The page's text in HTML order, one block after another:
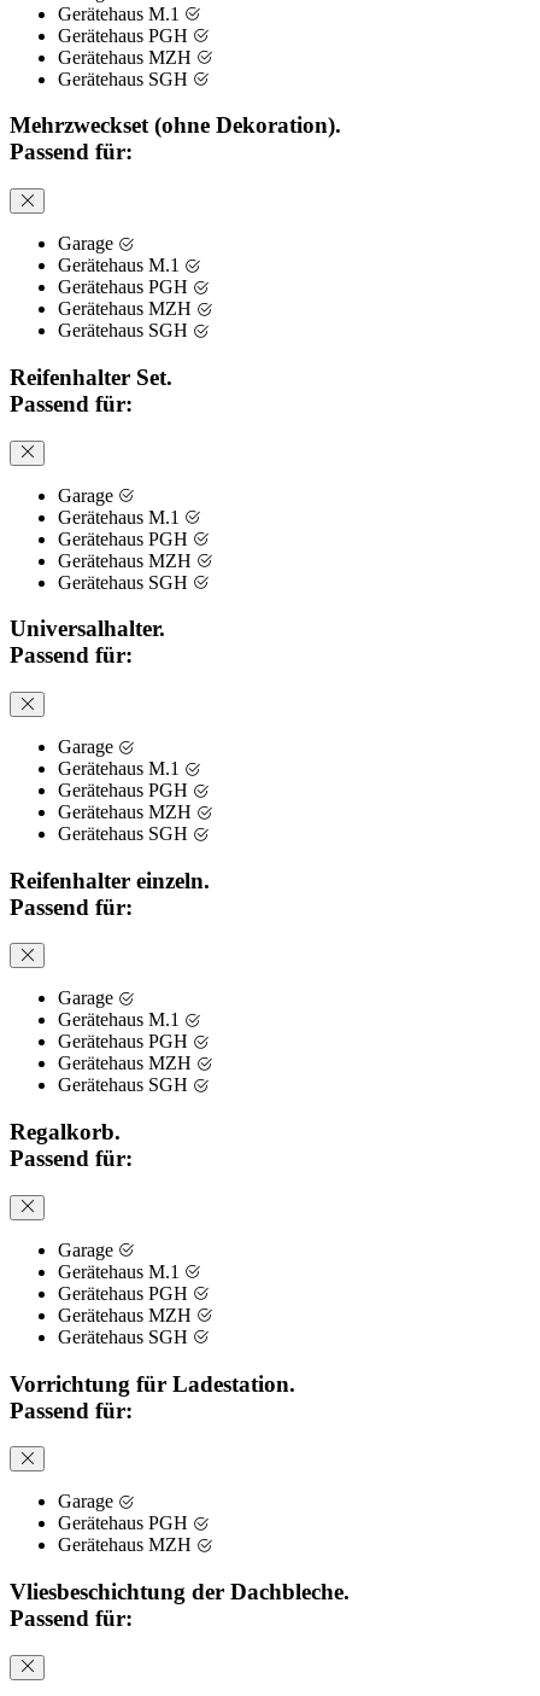
Gerätehaus M.1
Gerätehaus PGH
Gerätehaus MZH
Gerätehaus SGH
Mehrzweckset (ohne Dekoration).
Passend für:
Garage
Gerätehaus M.1
Gerätehaus PGH
Gerätehaus MZH
Gerätehaus SGH
Reifenhalter Set.
Passend für:
Garage
Gerätehaus M.1
Gerätehaus PGH
Gerätehaus MZH
Gerätehaus SGH
Universalhalter.
Passend für:
Garage
Gerätehaus M.1
Gerätehaus PGH
Gerätehaus MZH
Gerätehaus SGH
Reifenhalter einzeln.
Passend für:
Garage
Gerätehaus M.1
Gerätehaus PGH
Gerätehaus MZH
Gerätehaus SGH
Regalkorb.
Passend für:
Garage
Gerätehaus M.1
Gerätehaus PGH
Gerätehaus MZH
Gerätehaus SGH
Vorrichtung für Ladestation.
Passend für:
Garage
Gerätehaus PGH
Gerätehaus MZH
Vliesbeschichtung der Dachbleche.
Passend für: